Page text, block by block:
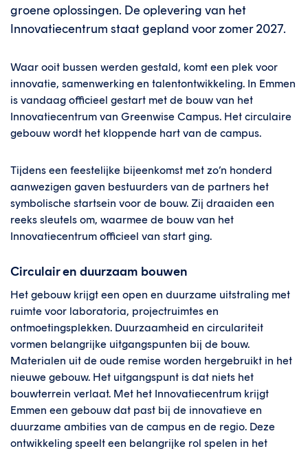
groene oplossingen. De oplevering van het
Innovatiecentrum staat gepland voor zomer 2027.
Waar ooit bussen werden gestald, komt een plek voor
innovatie, samenwerking en talentontwikkeling. In Emmen
is vandaag officieel gestart met de bouw van het
Innovatiecentrum van Greenwise Campus. Het circulaire
gebouw wordt het kloppende hart van de campus.
Tijdens een feestelijke bijeenkomst met zo’n honderd
aanwezigen gaven bestuurders van de partners het
symbolische startsein voor de bouw. Zij draaiden een
reeks sleutels om, waarmee de bouw van het
Innovatiecentrum officieel van start ging.
Circulair en duurzaam bouwen
Het gebouw krijgt een open en duurzame uitstraling met
ruimte voor laboratoria, projectruimtes en
ontmoetingsplekken. Duurzaamheid en circulariteit
vormen belangrijke uitgangspunten bij de bouw.
Materialen uit de oude remise worden hergebruikt in het
nieuwe gebouw. Het uitgangspunt is dat niets het
bouwterrein verlaat. Met het Innovatiecentrum krijgt
Emmen een gebouw dat past bij de innovatieve en
duurzame ambities van de campus en de regio. Deze
ontwikkeling speelt een belangrijke rol spelen in het